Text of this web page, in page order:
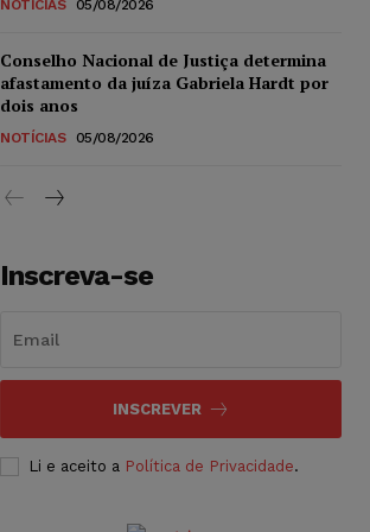
NOTÍCIAS 05/08/2026
Conselho Nacional de Justiça determina
afastamento da juíza Gabriela Hardt por
dois anos
NOTÍCIAS 05/08/2026
Inscreva-se
INSCREVER
Li e aceito a Política de Privacidade.